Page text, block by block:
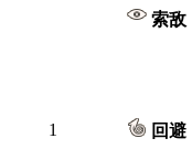
索敌
1 回避